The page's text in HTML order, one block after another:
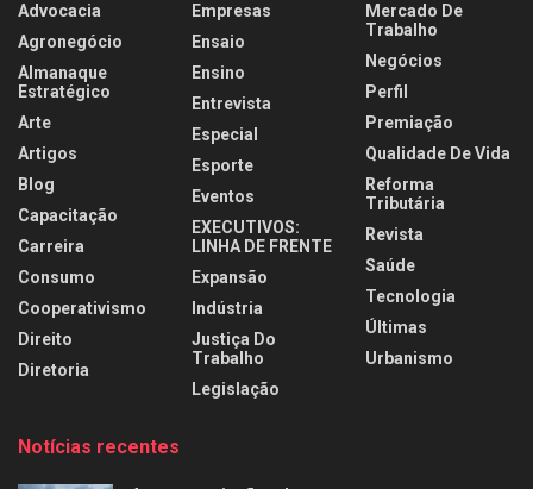
Advocacia
Agronegócio
Almanaque
Estratégico
Arte
Artigos
Blog
Capacitação
Carreira
Consumo
Cooperativismo
Direito
Diretoria
Empresas
Ensaio
Ensino
Entrevista
Especial
Esporte
Eventos
EXECUTIVOS:
LINHA DE FRENTE
Expansão
Indústria
Justiça Do
Trabalho
Legislação
Mercado De
Trabalho
Negócios
Perfil
Premiação
Qualidade De Vida
Reforma
Tributária
Revista
Saúde
Tecnologia
Últimas
Urbanismo
Notícias recentes